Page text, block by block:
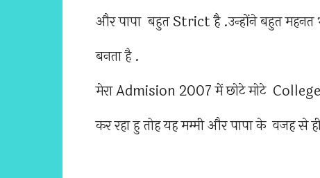
और पापा बहुत Strict है .उन्होंने बहुत महनत
बनता है .
मेरा Admision 2007 में छोटे मोटे
कर रहा हु तोह यह मम्मी और पापा के वजह से